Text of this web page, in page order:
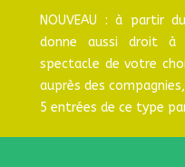
NOUVEAU : à partir
donne aussi droit
spectacle de votre
auprès des
5 entrées de ce type